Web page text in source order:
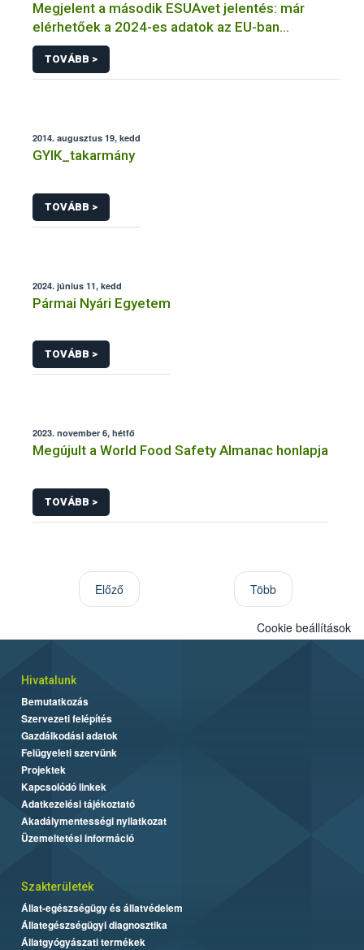
Megjelent a második ESUAvet jelentés: már
elérhetőek a 2024-es adatok az EU-ban
értékesített és felhasznált állatgyógyászati
antimikrobiális szerekről
TOVÁBB >
2014. augusztus 19, kedd
GYIK_takarmány
TOVÁBB >
2024. június 11, kedd
Pármai Nyári Egyetem
TOVÁBB >
2023. november 6, hétfő
Megújult a World Food Safety Almanac honlapja
TOVÁBB >
Előző Több
Cookie beállítások
Hivatalunk
Bemutatkozás
Szervezeti felépítés
Gazdálkodási adatok
Felügyeleti szervünk
Projektek
Kapcsolódó linkek
Adatkezelési tájékoztató
Akadálymentességi nyilatkozat
Üzemeltetési információ
Szakterületek
Állat-egészségügy és állatvédelem
Állategészségügyi diagnosztika
Állatgyógyászati termékek